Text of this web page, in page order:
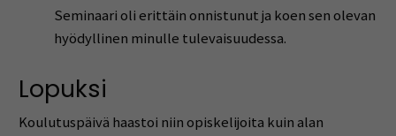
Seminaari oli erittäin onnistunut ja koen sen olevan
hyödyllinen minulle tulevaisuudessa.
Lopuksi
Koulutuspäivä haastoi niin opiskelijoita kuin alan